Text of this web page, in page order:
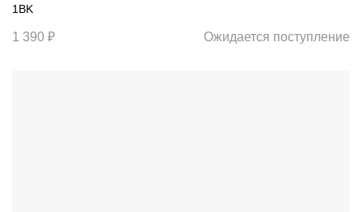
1BK
1 390 ₽ Ожидается поступление